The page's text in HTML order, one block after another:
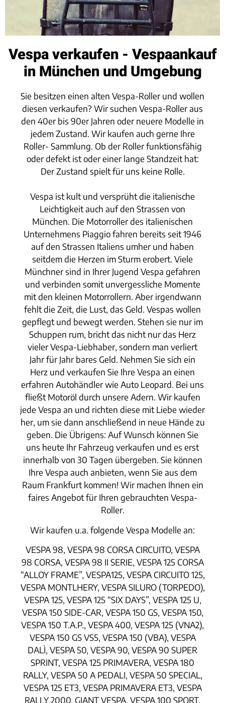
Vespa verkaufen - Vespaankauf
in München und Umgebung
Sie besitzen einen alten Vespa-Roller und wollen
diesen verkaufen? Wir suchen Vespa-Roller aus
den 40er bis 90er Jahren oder neuere Modelle in
jedem Zustand. Wir kaufen auch gerne Ihre
Roller- Sammlung. Ob der Roller funktionsfähig
oder defekt ist oder einer lange Standzeit hat:
Der Zustand spielt für uns keine Rolle.
Vespa ist kult und versprüht die italienische
Leichtigkeit auch auf den Strassen von
München. Die Motorroller des italienischen
Unternehmens Piaggio fahren bereits seit 1946
auf den Strassen Italiens umher und haben
seitdem die Herzen im Sturm erobert. Viele
Münchner sind in Ihrer Jugend Vespa gefahren
und verbinden somit unvergessliche Momente
mit den kleinen Motorrollern. Aber irgendwann
fehlt die Zeit, die Lust, das Geld. Vespas wollen
gepflegt und bewegt werden. Stehen sie nur im
Schuppen rum, bricht das nicht nur das Herz
vieler Vespa-Liebhaber, sondern man verliert
Jahr für Jahr bares Geld. Nehmen Sie sich ein
Herz und verkaufen Sie Ihre Vespa an einen
erfahren Autohändler wie Auto Leopard. Bei uns
fließt Motoröl durch unsere Adern. Wir kaufen
jede Vespa an und richten diese mit Liebe wieder
her, um sie dann anschließend in neue Hände zu
geben. Die Übrigens: Auf Wunsch können Sie
uns heute Ihr Fahrzeug verkaufen und es erst
innerhalb von 30 Tagen übergeben. Sie können
Ihre Vespa auch anbieten, wenn Sie aus dem
Raum Frankfurt kommen! Wir machen Ihnen ein
faires Angebot für Ihren gebrauchten Vespa-
Roller.
Wir kaufen u.a. folgende Vespa Modelle an:
VESPA 98, VESPA 98 CORSA CIRCUITO, VESPA
98 CORSA, VESPA 98 II SERIE, VESPA 125 CORSA
“ALLOY FRAME”, VESPA125, VESPA CIRCUITO 125,
VESPA MONTLHERY, VESPA SILURO (TORPEDO),
VESPA 125, VESPA 125 “SIX DAYS”, VESPA 125 U,
VESPA 150 SIDE-CAR, VESPA 150 GS, VESPA 150,
VESPA 150 T.A.P., VESPA 400, VESPA 125 (VNA2),
VESPA 150 GS VS5, VESPA 150 (VBA), VESPA
DALÌ, VESPA 50, VESPA 90, VESPA 90 SUPER
SPRINT, VESPA 125 PRIMAVERA, VESPA 180
RALLY, VESPA 50 A PEDALI, VESPA 50 SPECIAL,
VESPA 125 ET3, VESPA PRIMAVERA ET3, VESPA
RALLY 2000, GIANT VESPA, VESPA 100 SPORT,